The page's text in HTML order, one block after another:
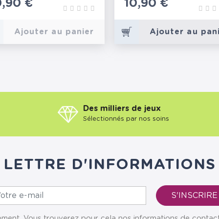
€
Ajouter au panier
Prix
10,90 €
Ajouter au
Des milliers de jeux
Sélectionnés par nos soins
LETTRE D'INFORMATIONS